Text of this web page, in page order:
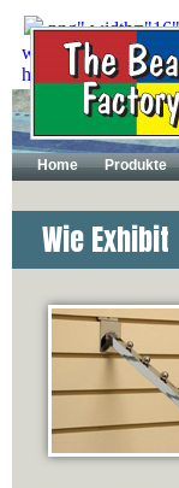
.png"
width="16"
height="11" />
Home Produkte
Wie Exhibit